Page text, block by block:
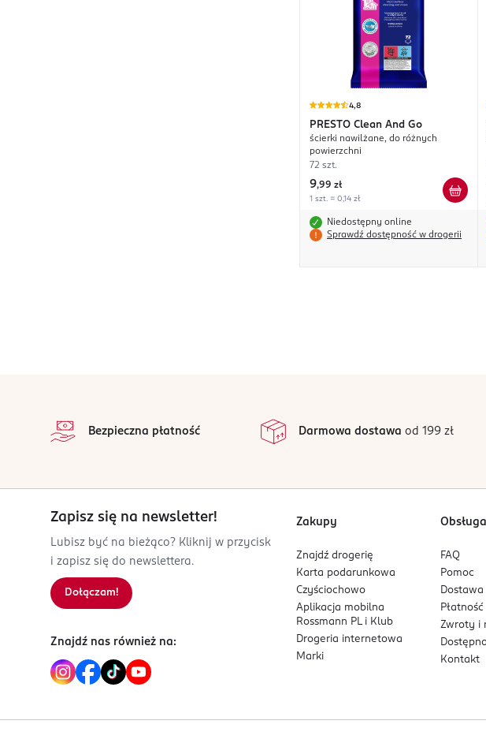
4,8
PRESTO Clean And Go
ścierki nawilżane, do różnych
powierzchni
72 szt.
9,99 zł
1 szt. = 0,14 zł
Niedostępny online
Sprawdź dostępność w drogerii
Bezpieczna płatność Darmowa dostawa od 199 zł
Zapisz się na newsletter!
Lubisz być na bieżąco? Kliknij w przycisk
i zapisz się do newslettera.
Dołączam!
Znajdź nas również na:
Zakupy
Znajdź drogerię
Karta podarunkowa
Czyściochowo
Aplikacja mobilna
Rossmann PL i Klub
Drogeria internetowa
Marki
FAQ
Pomoc
Dostawa
Płatność
Zwroty i
Kontakt